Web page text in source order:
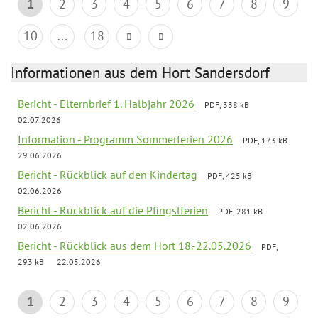
1 2 3 4 5 6 7 8
9
10
... 18
Informationen aus dem Hort Sandersdorf
Bericht - Elternbrief 1. Halbjahr 2026
PDF, 338 kB
02.07.2026
Information - Programm Sommerferien 2026
PDF, 173 kB
29.06.2026
Bericht - Rückblick auf den Kindertag
PDF, 425 kB
02.06.2026
Bericht - Rückblick auf die Pfingstferien
PDF, 281 kB
02.06.2026
Bericht - Rückblick aus dem Hort 18.-22.05.2026
PDF,
293 kB
22.05.2026
1 2 3 4 5 6 7 8 9